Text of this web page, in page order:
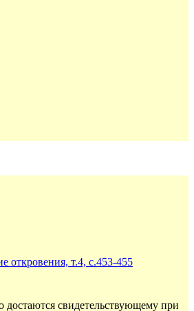
откровения, т.4, с.453-455
свидетельствующему при